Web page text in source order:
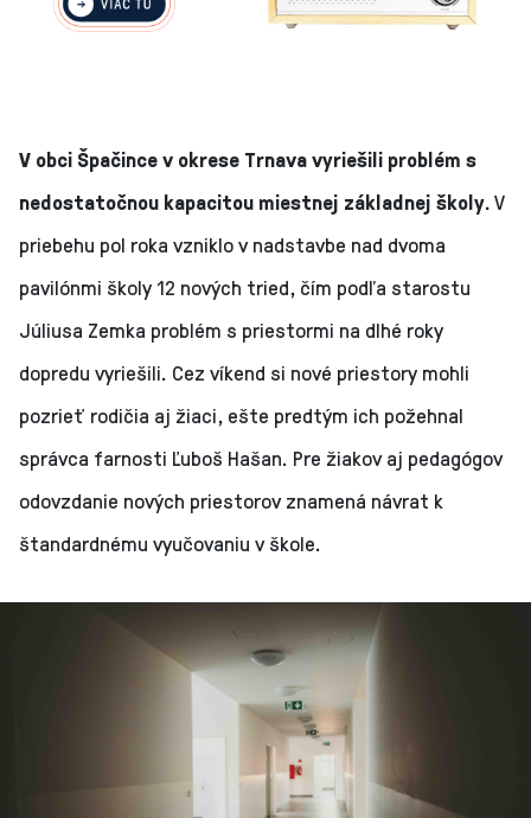
V obci Špačince v okrese Trnava vyriešili problém s
nedostatočnou kapacitou miestnej základnej školy.V
priebehu pol roka vzniklo v nadstavbe nad dvoma
pavilónmi školy 12 nových tried, čím podľa starostu
Júliusa Zemka problém s priestormi na dlhé roky
dopredu vyriešili. Cez víkend si nové priestory mohli
pozrieť rodičia aj žiaci, ešte predtým ich požehnal
správca farnosti Ľuboš Hašan. Pre žiakov aj pedagógov
odovzdanie nových priestorov znamená návrat k
štandardnému vyučovaniu v škole.